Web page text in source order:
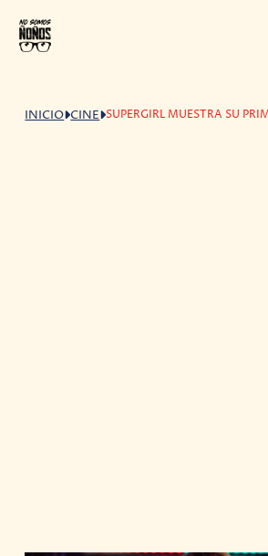
INICIO CINE SUPERGIRL MUESTRA SU